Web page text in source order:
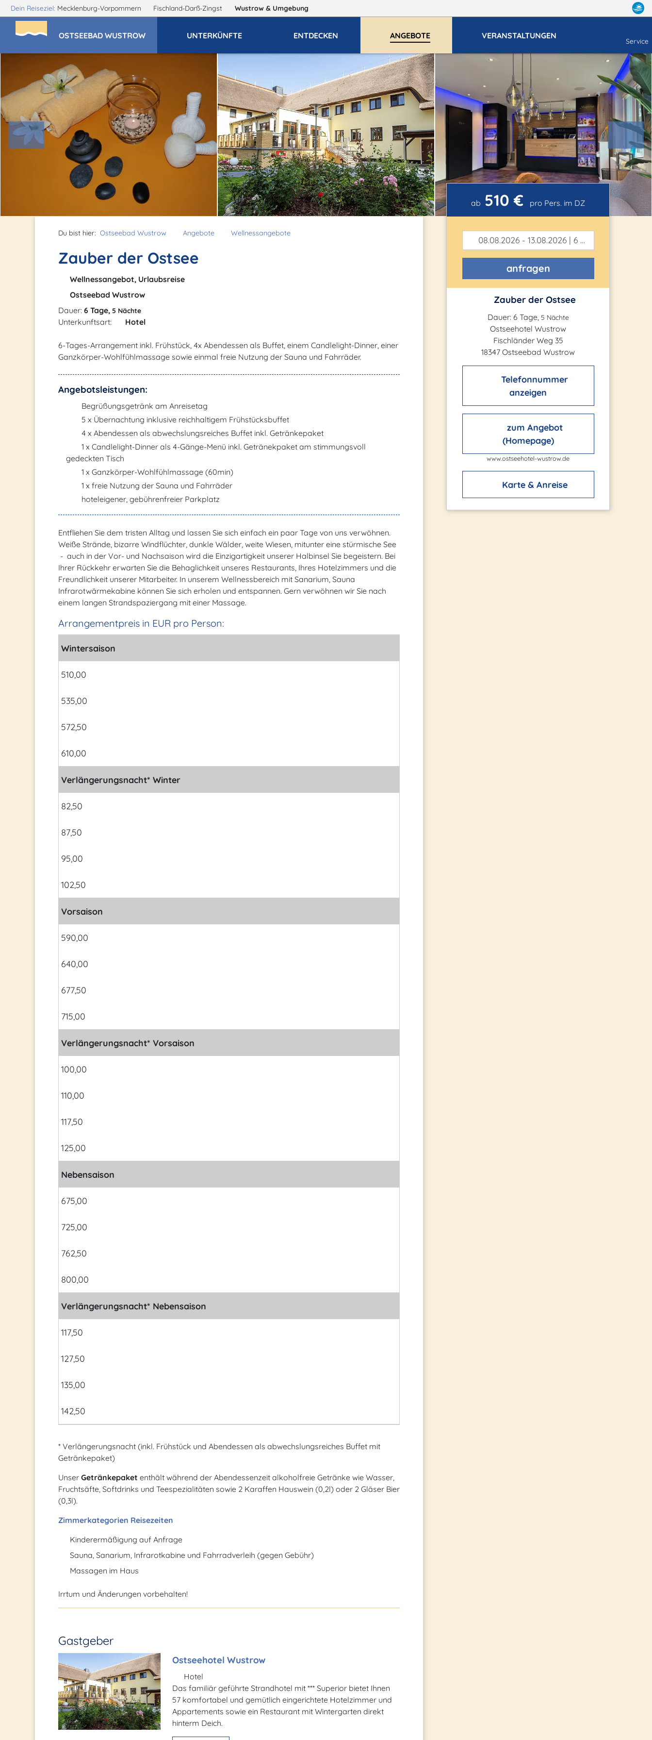
Dein Reiseziel: Mecklenburg-Vorpommern Fischland-Darß-Zingst Wustrow & Umgebung
OSTSEEBAD WUSTROW UNTERKÜNFTE ENTDECKEN ANGEBOTE VERANSTALTUNGEN
Service
Du bist hier: Ostseebad Wustrow Angebote Wellnessangebote
Zauber der Ostsee
Wellnessangebot, Urlaubsreise
Ostseebad Wustrow
Dauer: 6 Tage, 5 Nächte
Unterkunftsart: Hotel
6-Tages-Arrangement inkl. Frühstück, 4x Abendessen als Buffet, einem Candlelight-Dinner, einer
Ganzkörper-Wohlfühlmassage sowie einmal freie Nutzung der Sauna und Fahrräder.
Angebotsleistungen:
Begrüßungsgetränk am Anreisetag
5 x Übernachtung inklusive reichhaltigem Frühstücksbuffet
4 x Abendessen als abwechslungsreiches Buffet inkl. Getränkepaket
1 x Candlelight-Dinner als 4-Gänge-Menü inkl. Getränekpaket am stimmungsvoll
gedeckten Tisch
1 x Ganzkörper-Wohlfühlmassage (60min)
1 x freie Nutzung der Sauna und Fahrräder
hoteleigener, gebührenfreier Parkplatz
Entfliehen Sie dem tristen Alltag und lassen Sie sich einfach ein paar Tage von uns verwöhnen.
Weiße Strände, bizarre Windflüchter, dunkle Wälder, weite Wiesen, mitunter eine stürmische See
- auch in der Vor- und Nachsaison wird die Einzigartigkeit unserer Halbinsel Sie begeistern. Bei
Ihrer Rückkehr erwarten Sie die Behaglichkeit unseres Restaurants, Ihres Hotelzimmers und die
Freundlichkeit unserer Mitarbeiter. In unserem Wellnessbereich mit Sanarium, Sauna
Infrarotwärmekabine können Sie sich erholen und entspannen. Gern verwöhnen wir Sie nach
einem langen Strandspaziergang mit einer Massage.
Arrangementpreis in EUR pro Person:
Wintersaison
510,00
535,00
572,50
610,00
Verlängerungsnacht* Winter
82,50
87,50
95,00
102,50
Vorsaison
590,00
640,00
677,50
715,00
Verlängerungsnacht* Vorsaison
100,00
110,00
117,50
125,00
Nebensaison
675,00
725,00
762,50
800,00
Verlängerungsnacht* Nebensaison
117,50
127,50
135,00
142,50
* Verlängerungsnacht (inkl. Frühstück und Abendessen als abwechslungsreiches Buffet mit
Getränkepaket)
Unser Getränkepaket enthält während der Abendessenzeit alkoholfreie Getränke wie Wasser,
Fruchtsäfte, Softdrinks und Teespezialitäten sowie 2 Karaffen Hauswein (0,2l) oder 2 Gläser Bier
(0,3l).
Zimmerkategorien Reisezeiten
Kinderermäßigung auf Anfrage
Sauna, Sanarium, Infrarotkabine und Fahrradverleih (gegen Gebühr)
Massagen im Haus
Irrtum und Änderungen vorbehalten!
Gastgeber
Ostseehotel Wustrow
Hotel
Das familiär geführte Strandhotel mit *** Superior bietet Ihnen
57 komfortabel und gemütlich eingerichtete Hotelzimmer und
Appartements sowie ein Restaurant mit Wintergarten direkt
hinterm Deich.
ab 510 € pro Pers. im DZ
08.08.2026 - 13.08.2026 | 6 Tage
anfragen
Zauber der Ostsee
Dauer: 6 Tage, 5 Nächte
Ostseehotel Wustrow
Fischländer Weg 35
18347 Ostseebad Wustrow
Telefonnummer
anzeigen
zum Angebot
(Homepage)
www.ostseehotel-wustrow.de
Karte & Anreise